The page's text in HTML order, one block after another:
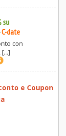
su
C-date
con
e Coupon